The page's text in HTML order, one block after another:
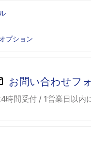
プション
お問い合わせフ
時間受付 / 1営業日以内